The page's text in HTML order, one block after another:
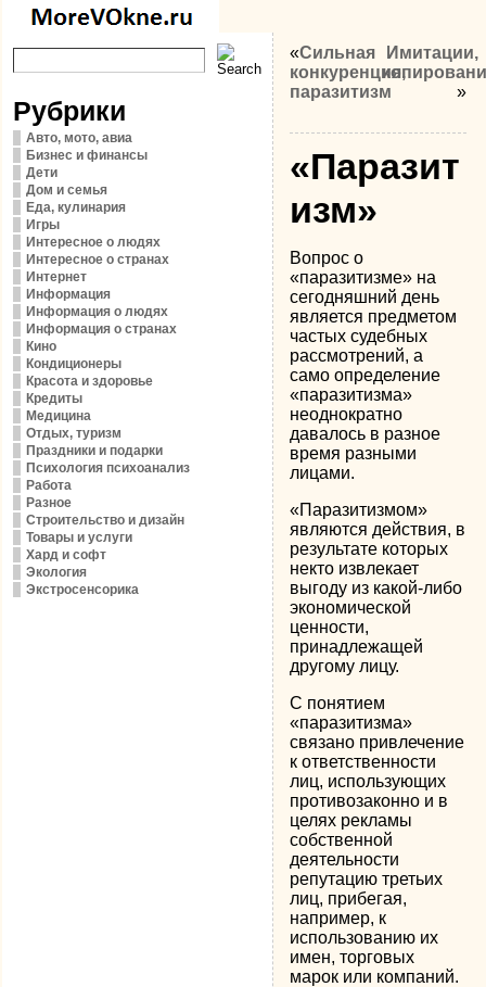
Рубрики
Авто, мото, авиа
Бизнес и финансы
Дети
Дом и семья
Еда, кулинария
Игры
Интересное о людях
Интересное о странах
Интернет
Информация
Информация о людях
Информация о странах
Кино
Кондиционеры
Красота и здоровье
Кредиты
Медицина
Отдых, туризм
Праздники и подарки
Психология психоанализ
Работа
Разное
Строительство и дизайн
Товары и услуги
Хард и софт
Экология
Экстросенсорика
«Сильная
конкуренция,
паразитизм
Имитации,
»
«Паразит
изм»
Вопрос о
«паразитизме» на
сегодняшний день
является предметом
частых судебных
рассмотрений, а
само определение
«паразитизма»
неоднократно
давалось в разное
время разными
лицами.
«Паразитизмом»
являются действия, в
результате которых
некто извлекает
выгоду из какой-либо
экономической
ценности,
принадлежащей
другому лицу.
С понятием
«паразитизма»
связано привлечение
к ответственности
лиц, использующих
противозаконно и в
целях рекламы
собственной
деятельности
репутацию третьих
лиц, прибегая,
например, к
использованию их
имен, торговых
марок или компаний.